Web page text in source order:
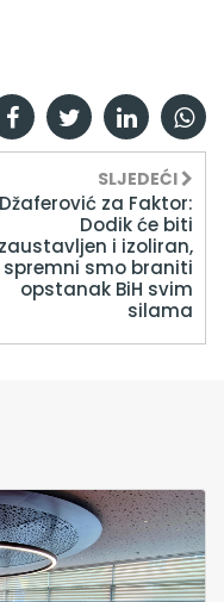
SLJEDEĆI
Džaferović za Faktor:
Dodik će biti
zaustavljen i izoliran,
spremni smo braniti
opstanak BiH svim
silama